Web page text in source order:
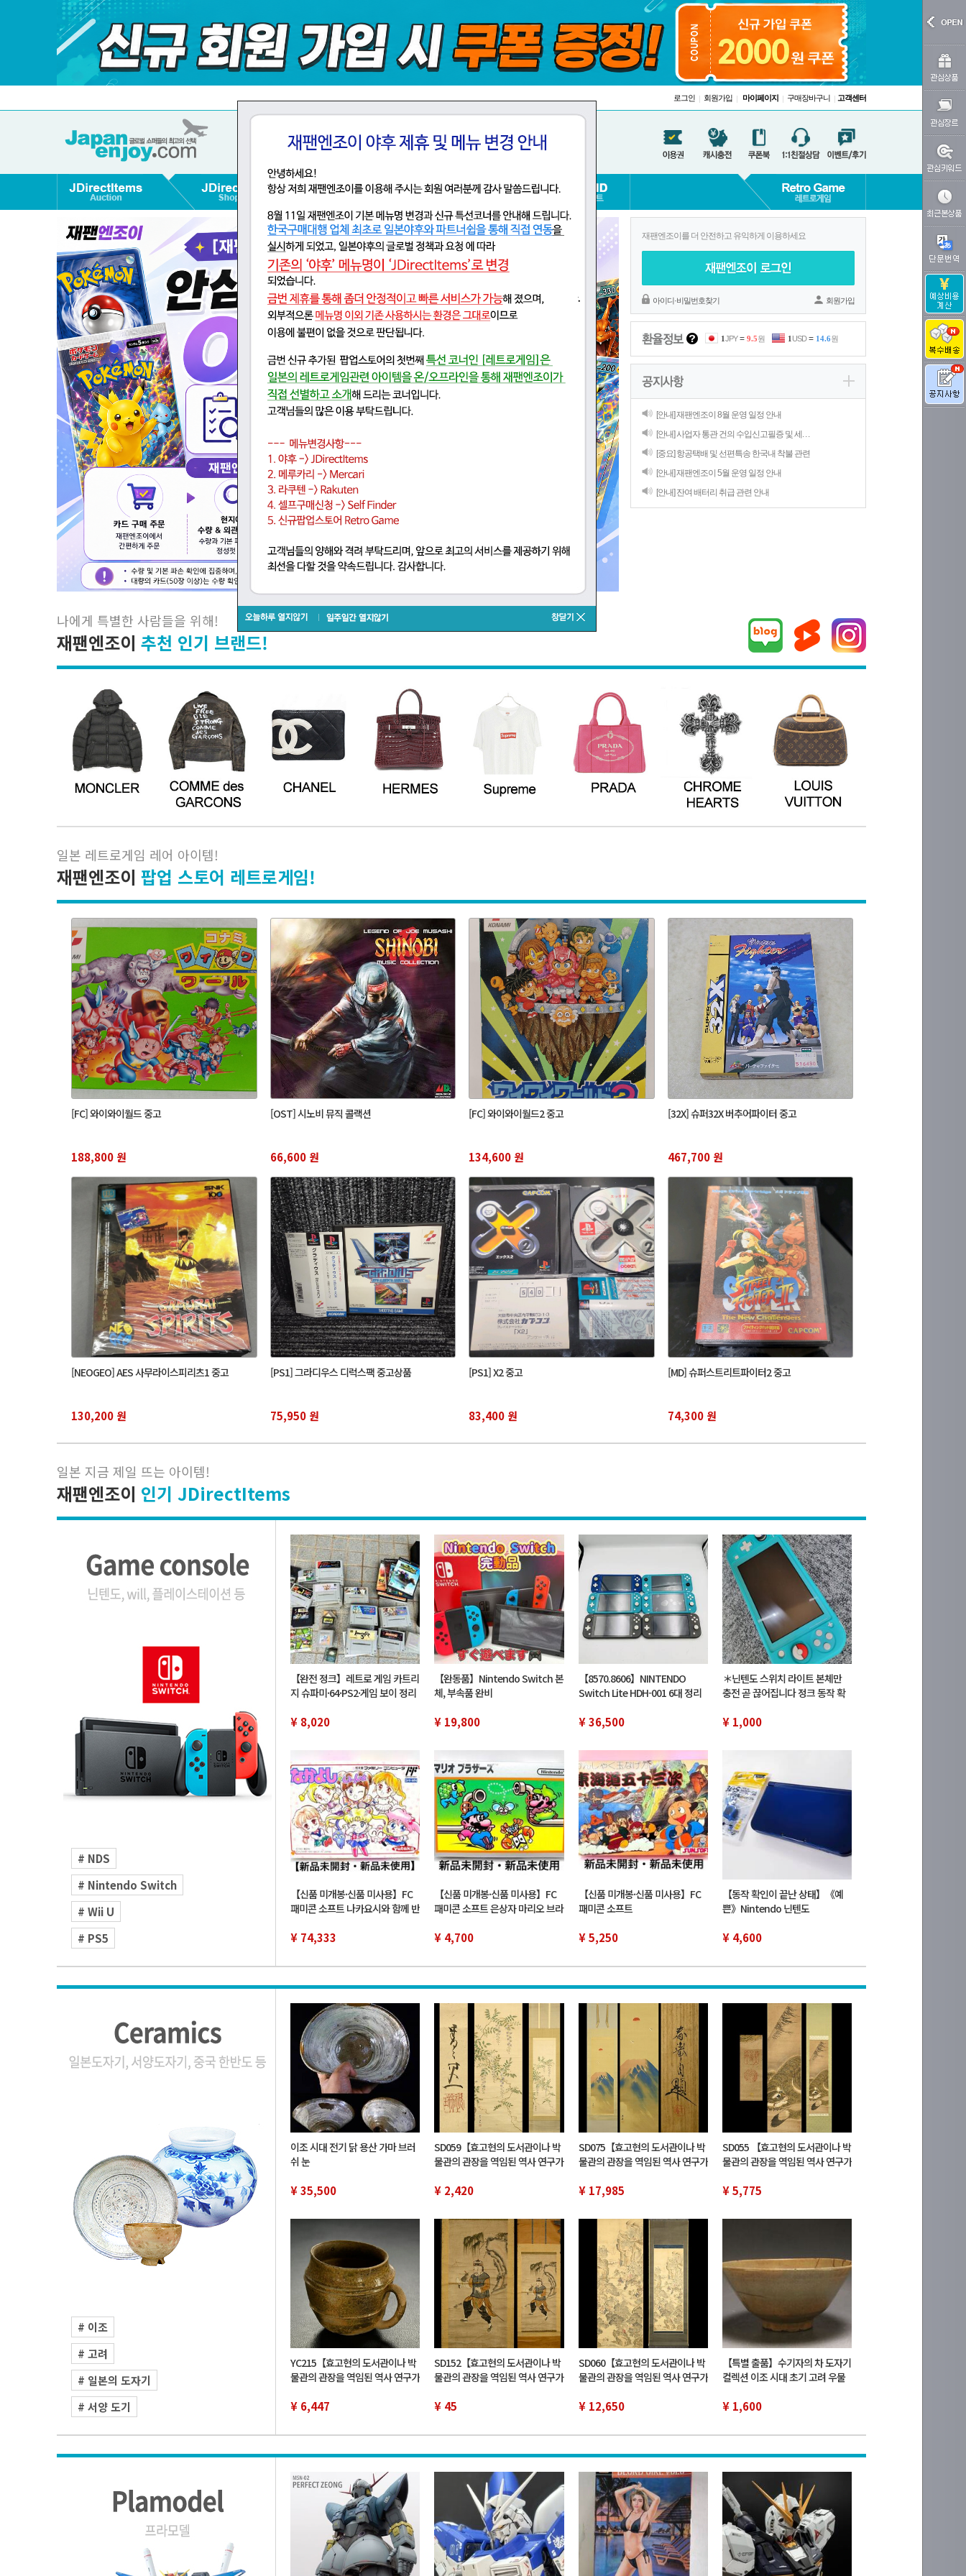
로그인 | 회원가입 | 마이페이지 | 구매장바구니 | 고객센터
재팬엔조이를 더 안전하고 유익하게 이용하세요
아이디·비밀번호찾기 회원가입
1JPY= 9.5원 1 USD= 14.6원
[안내] 재팬엔조이 8월 운영 일정 안내
[안내] 사업자 통관 건의 수입신고필증 및 세. . .
[중요] 항공택배 및 선편특송 한국내 착불 관련
[안내] 재팬엔조이 5월 운영 일정 안내
[안내] 잔여 배터리 취급 관련 안내
나에게 특별한 사람들을 위해!
재팬엔조이 추천 인기 브랜드!
일본 레트로게임 레어 아이템!
재팬엔조이 팝업 스토어 레트로게임!
[FC] 와이와이월드 중고
188,800 원
[OST] 시노비 뮤직 콜랙션
66,600 원
[FC] 와이와이월드2 중고
134,600 원
[32X] 슈퍼32X 버추어파이터 중고
467,700 원
[NEOGEO] AES 사무라이스피리츠1 중고
130,200 원
[PS1] 그라디우스 디럭스팩 중고상품
75,950 원
[PS1] X2 중고
83,400 원
[MD] 슈퍼스트리트파이터2 중고
74,300 원
일본 지금 제일 뜨는 아이템!
재팬엔조이 인기 JDirectItems
# NDS
# Nintendo Switch
# Wii U
# PS5
【완전 정크】레트로 게임 카트리
지 슈파미·64·PS2·게임 보이 정리
¥ 8,020
【완동품】Nintendo Switch 본
체, 부속품 완비
¥ 19,800
【8570.8606】NINTENDO
Switch Lite HDH-001 6대 정리
라이트 게임기 닌텐도
¥ 36,500
＊닌텐도 스위치 라이트 본체만
충전 곧 끊어집니다 정크 동작 확
DT247806
¥ 1,000
【신품 미개봉·신품 미사용】FC
패미콘 소프트 나카요시와 함께 반
¥ 74,333
【신품 미개봉·신품 미사용】FC
패미콘 소프트 은상자 마리오 브라
트 매우 예쁜 신품 창고품
¥ 4,700
【신품 미개봉·신품 미사용】FC
패미콘 소프트
¥ 5,250
【동작 확인이 끝난 상태】《예
쁜》Nintendo 닌텐도
SD 카드 4GB＋USB 충전 케이
¥ 4,600
# 이조
# 고려
# 일본의 도자기
# 서양 도기
이조 시대 전기 닭 용산 가마 브러
쉬 눈
¥ 35,500
SD059【효고현의 도서관이나 박
물관의 관장을 역임된 역사 연구가
치
¥ 2,420
SD075【효고현의 도서관이나 박
물관의 관장을 역임된 역사 연구가
하루거 후지도 명품 일본화
¥ 17,985
SD055 【효고현의 도서관이나 박
물관의 관장을 역임된 역사 연구가
조민화? 호랑이화 동물화 우품
¥ 5,775
YC215【효고현의 도서관이나 박
물관의 관장을 역임된 역사 연구가
라 토기 손 컵 컵 진품
¥ 6,447
SD152【효고현의 도서관이나 박
물관의 관장을 역임된 역사 연구가
조민화 매 사냥 인물화 동물화 우
¥ 45
SD060【효고현의 도서관이나 박
물관의 관장을 역임된 역사 연구가
물 풍경화 ​​일본 화 우품
¥ 12,650
【특별 출품】수기자의 차 도자기
컬렉션 이조 시대 초기 고려 우물
¥ 1,600